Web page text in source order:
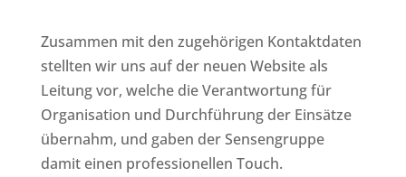
Zusammen mit den zugehörigen Kontaktdaten
stellten wir uns auf der neuen Website als
Leitung vor, welche die Verantwortung für
Organisation und Durchführung der Einsätze
übernahm, und gaben der Sensengruppe
damit einen professionellen Touch.